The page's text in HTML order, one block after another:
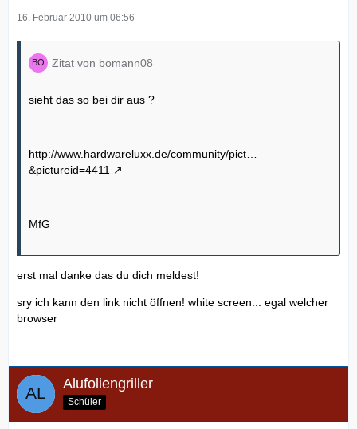
16. Februar 2010 um 06:56
Zitat von bomann08
sieht das so bei dir aus ?
http://www.hardwareluxx.de/community/pict…
&pictureid=4411
MfG
erst mal danke das du dich meldest!
sry ich kann den link nicht öffnen! white screen... egal welcher
browser
Alufoliengriller
Schüler